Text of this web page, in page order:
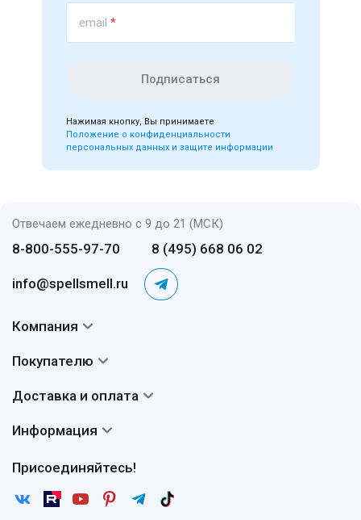
email *
Подписаться
Нажимая кнопку, Вы принимаете
Положение о конфиденциальности
персональных данных и защите информации
Отвечаем ежедневно с 9 до 21 (МСК)
8-800-555-97-70 8 (495) 668 06 02
info@spellsmell.ru
Присоединяйтесь!
Компания
Авторы
Сертификаты
Покупателю
Вопросы и ответы
Отзывы
Доставка и оплата
Доставка
Возврат
Информация
Пользовательское соглашение